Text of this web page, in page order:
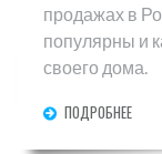
продажах в
популярны и
своего дома.
ПОДРОБНЕЕ